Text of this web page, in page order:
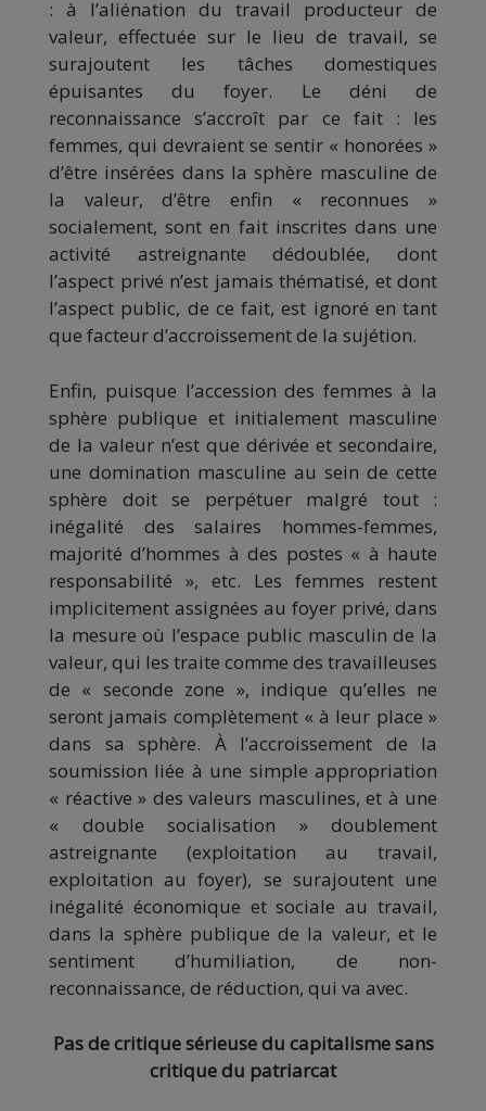
: à l’aliénation du travail producteur de
valeur, effectuée sur le lieu de travail, se
surajoutent les tâches domestiques
épuisantes du foyer. Le déni de
reconnaissance s’accroît par ce fait : les
femmes, qui devraient se sentir « honorées »
d’être insérées dans la sphère masculine de
la valeur, d’être enfin « reconnues »
socialement, sont en fait inscrites dans une
activité astreignante dédoublée, dont
l’aspect privé n’est jamais thématisé, et dont
l’aspect public, de ce fait, est ignoré en tant
que facteur d’accroissement de la sujétion.
Enfin, puisque l’accession des femmes à la
sphère publique et initialement masculine
de la valeur n’est que dérivée et secondaire,
une domination masculine au sein de cette
sphère doit se perpétuer malgré tout :
inégalité des salaires hommes-femmes,
majorité d’hommes à des postes « à haute
responsabilité », etc. Les femmes restent
implicitement assignées au foyer privé, dans
la mesure où l’espace public masculin de la
valeur, qui les traite comme des travailleuses
de « seconde zone », indique qu’elles ne
seront jamais complètement « à leur place »
dans sa sphère. À l’accroissement de la
soumission liée à une simple appropriation
« réactive » des valeurs masculines, et à une
« double socialisation » doublement
astreignante (exploitation au travail,
exploitation au foyer), se surajoutent une
inégalité économique et sociale au travail,
dans la sphère publique de la valeur, et le
sentiment d’humiliation, de non-
reconnaissance, de réduction, qui va avec.
Pas de critique sérieuse du capitalisme sans
critique du patriarcat